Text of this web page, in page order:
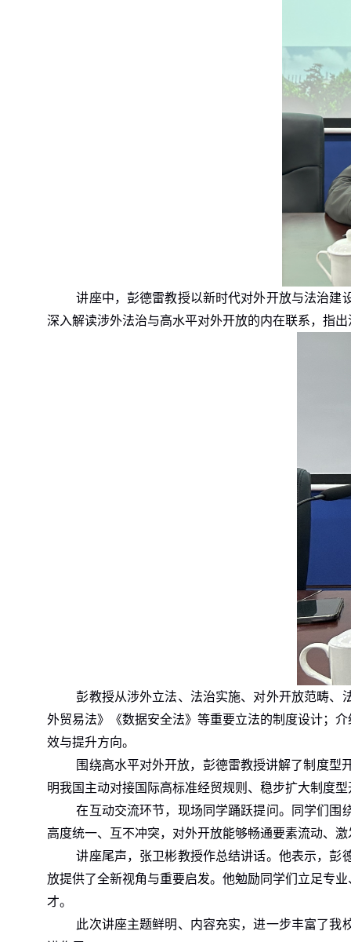
讲座中，彭德雷教授以新时代对外开放与法治建
深入解读涉外法治与高水平对外开放的内在联系，指
彭教授从涉外立法、法治实施、对外开放范畴、
外贸易法》《数据安全法》等重要立法的制度设计；
效与提升方向。
围绕高水平对外开放，彭德雷教授讲解了制度型
明我国主动对接国际高标准经贸规则、稳步扩大制度
在互动交流环节，现场同学踊跃提问。同学们围
高度统一、互不冲突，对外开放能够畅通要素流动、
讲座尾声，张卫彬教授作总结讲话。他表示，彭
放提供了全新视角与重要启发。他勉励同学们立足专
才。
此次讲座主题鲜明、内容充实，进一步丰富了